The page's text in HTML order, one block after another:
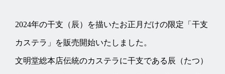
2024年の干支（辰）を描いたお正月だけの限定「干支
カステラ」を販売開始いたしました。
文明堂総本店伝統のカステラに干支である辰（たつ）